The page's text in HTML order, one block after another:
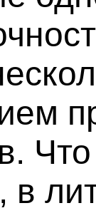
в